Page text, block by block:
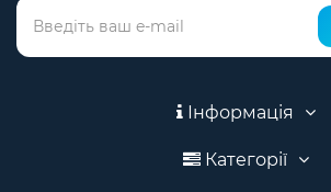
Інформація
Категорії